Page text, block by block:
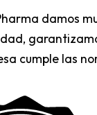
damos
cumple las